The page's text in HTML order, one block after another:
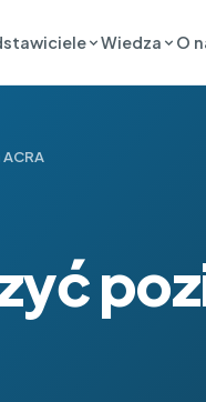
Wiedza O